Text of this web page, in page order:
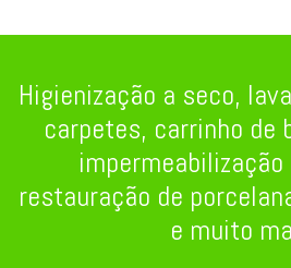
Higienização a seco,
carpetes, carrinho de
restauração de
e muito